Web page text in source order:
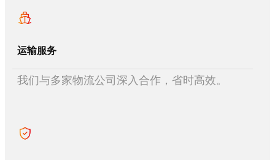
运输服务
我们与多家物流公司深入合作，省时高效。